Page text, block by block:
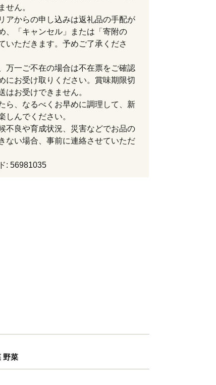
せん。
アからの申し込みは返礼品の手配が
、「キャンセル」または「寄附の
いただきます。予めご了承くださ
万一ご不在の場合は不在票をご確認
にお受け取りください。賞味期限切
はお受けできません。
ら、なるべくお早めに調理して、新
しんでください。
不良や育成状況、災害などでお品の
ない場合、事前に連絡させていただ
: 56981035
野菜